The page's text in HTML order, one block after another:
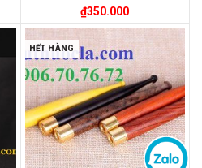
₫350.000
HẾT HÀNG